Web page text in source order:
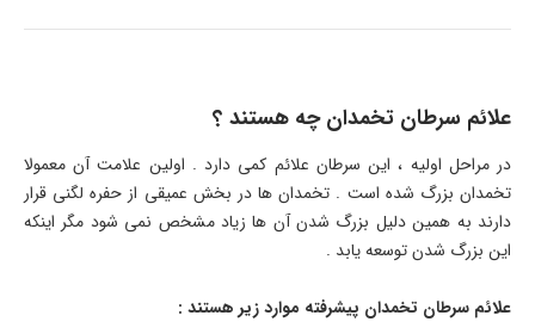
علائم سرطان تخمدان چه هستند ؟
در مراحل اولیه ، این سرطان علائم کمی دارد . اولین علامت آن معمولا
تخمدان بزرگ شده است . تخمدان ها در بخش عمیقی از حفره لگنی قرار
دارند به همین دلیل بزرگ شدن آن ها زیاد مشخص نمی شود مگر اینکه
این بزرگ شدن توسعه یابد .
علائم سرطان تخمدان پیشرفته موارد زیر هستند :